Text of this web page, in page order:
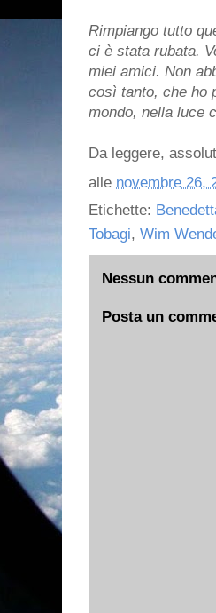
Rimpiango tutto
ci è stata rubata.
miei amici. Non
così tanto, che ho
mondo, nella luce
Da leggere,
alle novembre 26,
Etichette:
Tobagi, Wim
Nessun
Posta un